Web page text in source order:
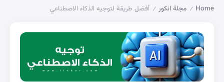
Home
/ مجلة انكور / أفضل طريقة لتوجيه الذكاء الاصطناعي